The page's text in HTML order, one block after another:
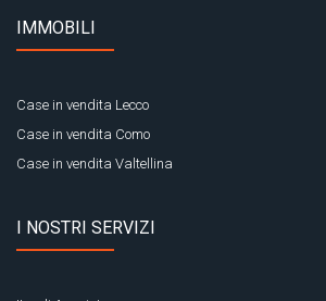
IMMOBILI
Case in vendita Lecco
Case in vendita Como
Case in vendita Valtellina
I NOSTRI SERVIZI